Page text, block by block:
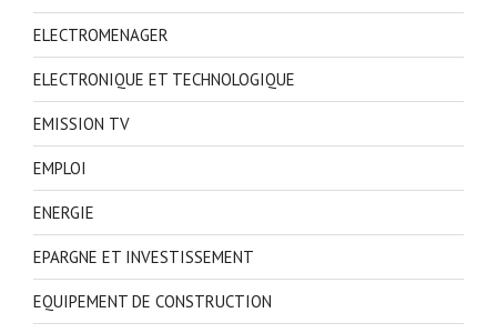
ELECTROMENAGER
ELECTRONIQUE ET TECHNOLOGIQUE
EMISSION TV
EMPLOI
ENERGIE
EPARGNE ET INVESTISSEMENT
EQUIPEMENT DE CONSTRUCTION